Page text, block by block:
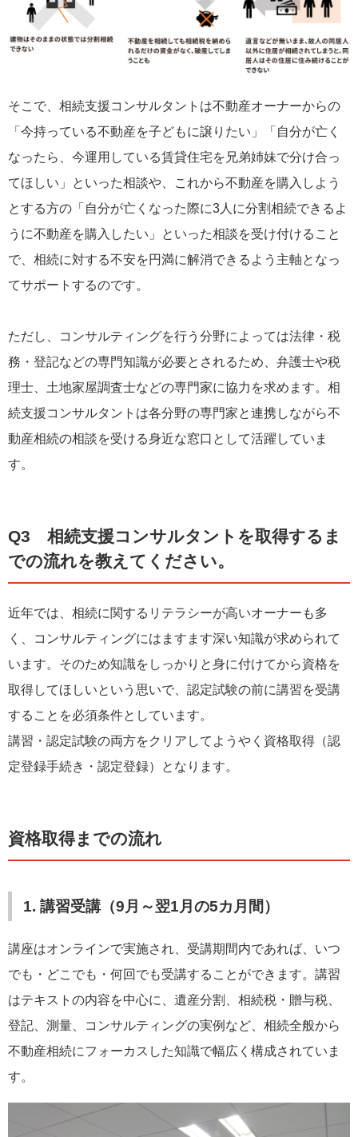
そこで、相続支援コンサルタントは不動産オーナーからの
「今持っている不動産を子どもに譲りたい」「自分が亡く
なったら、今運用している賃貸住宅を兄弟姉妹で分け合っ
てほしい」といった相談や、これから不動産を購入しよう
とする方の「自分が亡くなった際に3人に分割相続できるよ
うに不動産を購入したい」といった相談を受け付けること
で、相続に対する不安を円満に解消できるよう主軸となっ
てサポートするのです。
ただし、コンサルティングを行う分野によっては法律・税
務・登記などの専門知識が必要とされるため、弁護士や税
理士、土地家屋調査士などの専門家に協力を求めます。相
続支援コンサルタントは各分野の専門家と連携しながら不
動産相続の相談を受ける身近な窓口として活躍していま
す。
Q3 相続支援コンサルタントを取得するま
での流れを教えてください。
近年では、相続に関するリテラシーが高いオーナーも多
く、コンサルティングにはますます深い知識が求められて
います。そのため知識をしっかりと身に付けてから資格を
取得してほしいという思いで、認定試験の前に講習を受講
することを必須条件としています。
講習・認定試験の両方をクリアしてようやく資格取得（認
定登録手続き・認定登録）となります。
資格取得までの流れ
1. 講習受講（9月～翌1月の5カ月間）
講座はオンラインで実施され、受講期間内であれば、いつ
でも・どこでも・何回でも受講することができます。講習
はテキストの内容を中心に、遺産分割、相続税・贈与税、
登記、測量、コンサルティングの実例など、相続全般から
不動産相続にフォーカスした知識で幅広く構成されていま
す。